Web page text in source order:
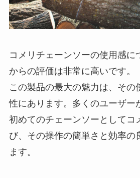
コメリチェーンソーの使用感に
からの評価は非常に高いです。
この製品の最大の魅力は、その
性にあります。多くのユーザー
初めてのチェーンソーとしてコ
び、その操作の簡単さと効率の
ます。